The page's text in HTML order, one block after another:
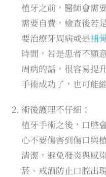
植牙之前，醫師會需
需要自費，檢查後若
要治療牙周病或是補
時間，若是患者不願
周病的話，很容易提
手術成功了，也可能
術後護理不仔細：
植牙手術之後，口腔
心不要傷害到傷口與
清潔，避免發炎與感
菸、戒酒防止口腔出